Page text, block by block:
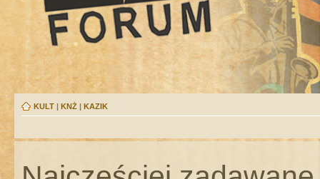
KULT | KNŻ | KAZIK